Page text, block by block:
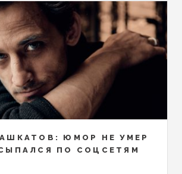
ЮМОР НЕ УМЕР
ПО СОЦСЕТЯМ